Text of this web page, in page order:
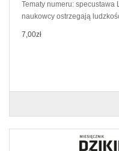
Tematy numeru: specustawa
naukowcy ostrzegają
7,00zł